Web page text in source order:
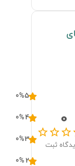
0
ثبت
5
0%
4
0%
3
0%
2
0%